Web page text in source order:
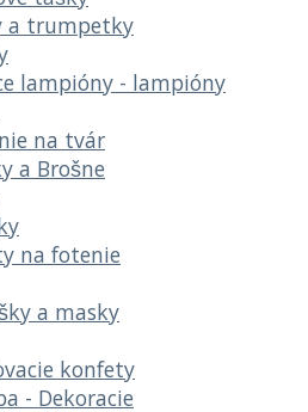
a trumpetky
lampióny - lampióny
na tvár
a Brošne
na fotenie
a masky
konfety
- Dekoracie